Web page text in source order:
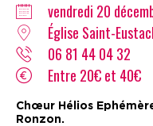
vendredi 20
Église Saint-
06 81 44 04 32
Entre 20€ et 40€
Chœur Hélios
Ronzon.